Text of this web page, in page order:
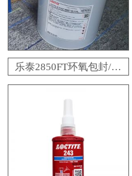
乐泰2850FT环氧包封/灌
封胶水